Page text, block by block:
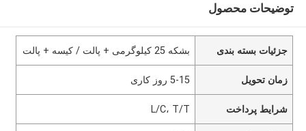
توضیحات محصول
جزئیات بسته بندی بشکه 25 کیلوگرمی + پالت / کیسه + پالت
زمان تحویل 5-15 روز کاری
شرایط پرداخت L/C، T/T